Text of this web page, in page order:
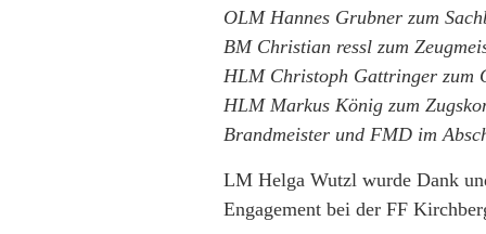
OLM Hannes Grubner zum
BM Christian ressl zum
HLM Christoph Gattringer zum
HLM Markus König zum
Brandmeister und FMD im
LM Helga Wutzl wurde Dank
Engagement bei der FF